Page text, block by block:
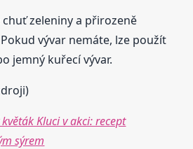
zeleniny a přirozeně
vývar nemáte, lze použít
jemný kuřecí vývar.
Kluci v akci: recept
sýrem